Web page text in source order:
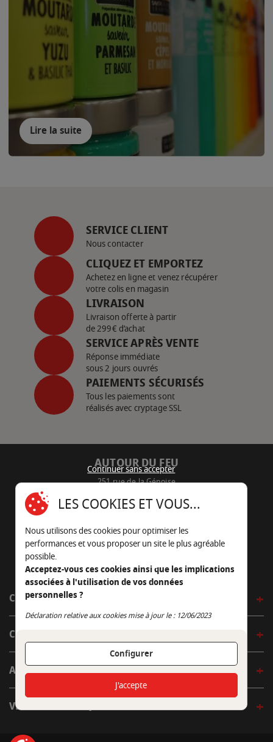
Lire la suite
SERVICE CLIENT
Nous contacter
CLIQUEZ ET EMPORTEZ
Achetez en ligne et venez récupérer
votre colis en magasin
LIVRAISON
Livraison offerte à partir
de 299€ d’achat
SERVICE APRÈS VENTE
Réponse immédiate
sous 2 jours ouvrés
PAIEMENTS SÉCURISÉS
Tous les paiements sont
réalisés avec cryptage SSL
AUTOUR DU FEU
251 rue de la Génoise
05 45 22 98 09
Nous envoyer un e-mail
CÔTÉ OUTDOOR
CÔTÉ INDOOR
AUTOUR DE LA TABLE
VENIR EN BOUTIQUE
Continuer sans accepter
LES COOKIES ET VOUS...
Nous utilisons des cookies pour optimiser les
performances et vous proposer un site le plus agréable
possible.
Acceptez-vous ces cookies ainsi que les implications
associées à l'utilisation de vos données
personnelles ?
Déclaration relative aux cookies mise à jour le : 12/06/2023
Configurer
Continuer sans accepter
J'accepte